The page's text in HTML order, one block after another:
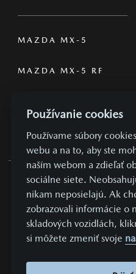
MAZDA MX-5
MAZDA MX-5 RF
OBCHODNÉ PODMIENKY
SÚKROMIE A OSOBNÉ
NASTAVENIE COOKIES
Používanie cookies
Používame súbory
webu a na to, aby ste
naším webom a zdieľať
sociálne siete.
nikam neposielajú. Ak
zobrazovali informácie o
skladových vozidlách,
si môžete zmeniť svoje